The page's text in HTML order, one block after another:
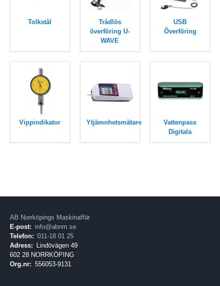
Tolkstål
Trådlös
överföring U-
WAVE
USB
Överföring
Vippindikator Ytjämnhetsmätare
Vattenpass
Digitala
AB Norrköpings Maskinaffär
E-post: info@abnm.se
Telefon: 011-18 01 25
Adress:
Lindövägen 49
602 28 NORRKÖPING
Org.nr: 556053-9131